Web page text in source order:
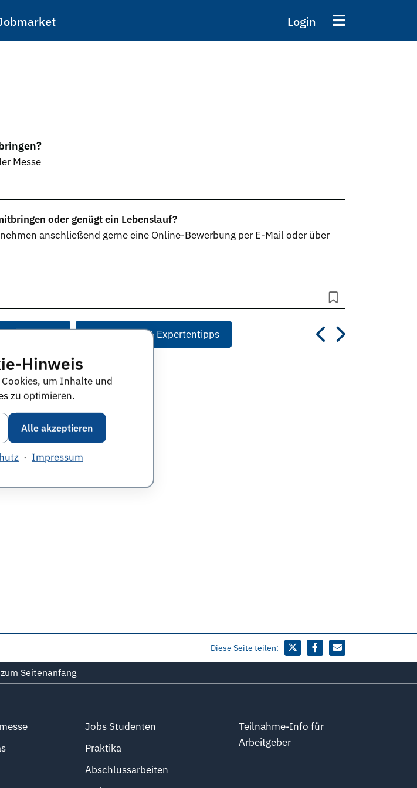
Hinweis
um Inhalte und
zu optimieren.
Alle akzeptieren
· Impressum
Login
Messe
oder genügt ein Lebenslauf?
anschließend gerne eine Online-Bewerbung per E-Mail oder über
Alle Themen & Expertentipps
Diese Seite teilen:
Seitenanfang
Jobs Studenten
Praktika
Abschlussarbeiten
Teilnahme-Info für
Arbeitgeber